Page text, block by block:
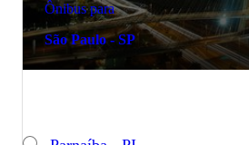
Ônibus para
São Paulo - SP